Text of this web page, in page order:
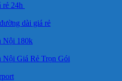
rẻ 24h
dài giá rẻ
Nội 180k
Giá Rẻ Trọn Gói